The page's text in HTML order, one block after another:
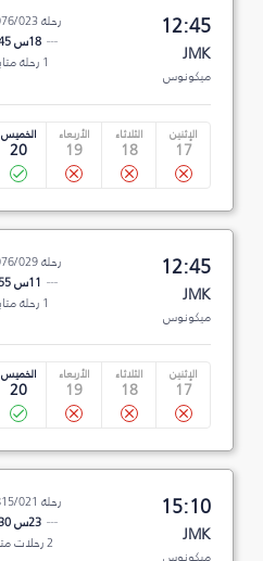
12:45
JMK
ميكونوس
رحلة FZ 1076/023
18س 45د
1 رحلة متابعة
الإثنين
17
الثلاثاء
18
الأربعاء
19
الخميس
20
12:45
JMK
ميكونوس
رحلة FZ 1076/029
11س 55د
1 رحلة متابعة
الإثنين
17
الثلاثاء
18
الأربعاء
19
الخميس
20
15:10
JMK
رحلة FZ 1815/021
23س 30د
2 رحلات متابعة